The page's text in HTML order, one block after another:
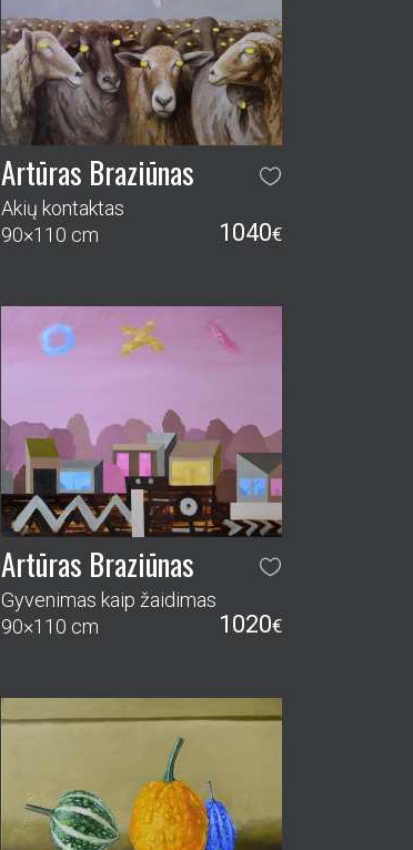
Artūras Braziūnas
Akių kontaktas
90×110 cm
1040€
Artūras Braziūnas
Gyvenimas kaip žaidimas
90×110 cm
1020€